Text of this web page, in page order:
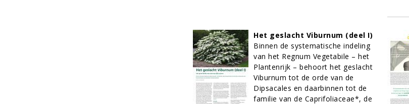
Het geslacht Viburnum (deel I)
Binnen de systematische indeling
van het Regnum Vegetabile – het
Plantenrijk – behoort het geslacht
Viburnum tot de orde van de
Dipsacales en daarbinnen tot de
familie van de Caprifoliaceae*, de